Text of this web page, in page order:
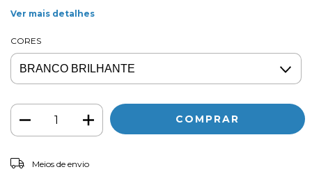
Ver mais detalhes
CORES
Entregas para o CEP:
Meios de envio